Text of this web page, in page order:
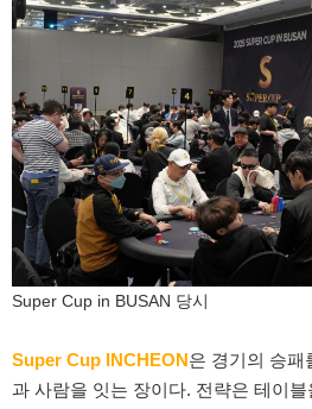
Super Cup in BUSAN 당시
Super Cup INCHEON 은 경기의 승패
과 사람을 잇는 장이다. 전략은 테이